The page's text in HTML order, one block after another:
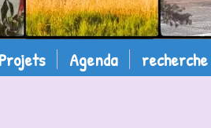
Projets Agenda recherche